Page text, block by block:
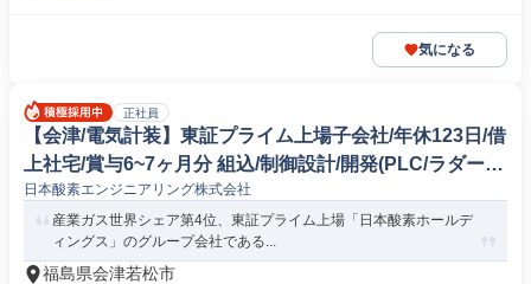
気になる
正社員
【会津/電気計装】東証プライム上場子会社/年休123日/借
上社宅/賞与6~7ヶ月分 組込/制御設計/開発(PLC/ラダー/
シーケンス制御)
日本酸素エンジニアリング株式会社
産業ガス世界シェア第4位、東証プライム上場「日本酸素ホールデ
ィングス」のグループ会社である...
福島県会津若松市